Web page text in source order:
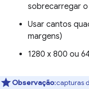
sobrecarregar o
Usar cantos
margens)
1280 x 800 ou
Observação:capturas